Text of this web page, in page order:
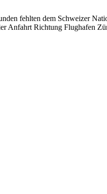
fehlten dem Schweizer
Anfahrt Richtung Flughafen